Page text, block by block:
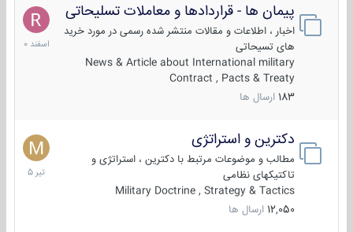
پیمان ها - قراردادها و معاملات تسلیحاتی
اخبار ، اطلاعات و مقالات منتشر شده رسمی در مورد خرید
های تسیحاتی
News & Article about International military
Contract , Pacts & Treaty
183 ارسال ها
7
اسفند
1400
دکترین و استراتژی
مطالب و موضوعات مرتبط با دکترین ، استراتژی و
تاکتیکهای نظامی
Military Doctrine , Strategy & Tactics
12,050 ارسال ها
27
تیر
1405